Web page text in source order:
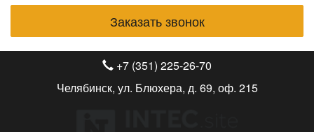
Заказать звонок
+7 (351) 225-26-70
Челябинск, ул. Блюхера, д. 69, оф. 215